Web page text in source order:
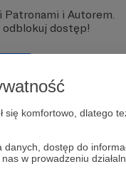
się komfortowo, dlatego
dostęp do
w prowadzeniu
Patronami i Autorem.
odblokuj dostęp!